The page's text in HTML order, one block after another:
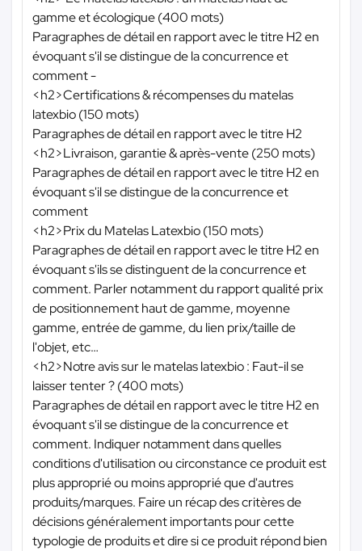
gamme et écologique (400 mots)
Paragraphes de détail en rapport avec le titre H2 en
évoquant s'il se distingue de la concurrence et
comment -
<h2>Certifications & récompenses du matelas
latexbio (150 mots)
Paragraphes de détail en rapport avec le titre H2
<h2>Livraison, garantie & après-vente (250 mots)
Paragraphes de détail en rapport avec le titre H2 en
évoquant s'il se distingue de la concurrence et
comment
<h2>Prix du Matelas Latexbio (150 mots)
Paragraphes de détail en rapport avec le titre H2 en
évoquant s'ils se distinguent de la concurrence et
comment. Parler notamment du rapport qualité prix
de positionnement haut de gamme, moyenne
gamme, entrée de gamme, du lien prix/taille de
l'objet, etc…
<h2>Notre avis sur le matelas latexbio : Faut-il se
laisser tenter ? (400 mots)
Paragraphes de détail en rapport avec le titre H2 en
évoquant s'il se distingue de la concurrence et
comment. Indiquer notamment dans quelles
conditions d'utilisation ou circonstance ce produit est
plus approprié ou moins approprié que d'autres
produits/marques. Faire un récap des critères de
décisions généralement importants pour cette
typologie de produits et dire si ce produit répond bien